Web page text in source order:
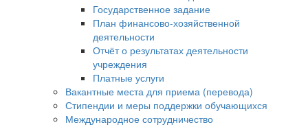
Государственное задание
План финансово-хозяйственной
деятельности
Отчёт о результатах деятельности
учреждения
Платные услуги
Вакантные места для приема (перевода)
Стипендии и меры поддержки обучающихся
Международное сотрудничество